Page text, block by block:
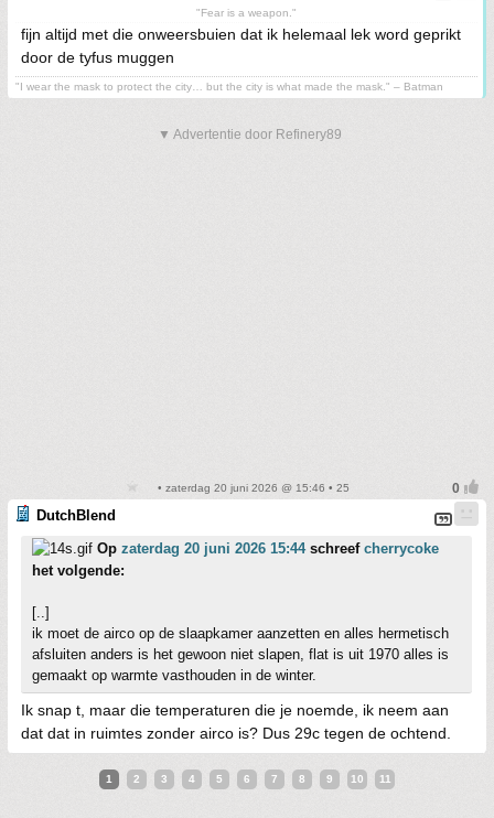
"Fear is a weapon."
fijn altijd met die onweersbuien dat ik helemaal lek word geprikt
door de tyfus muggen
"I wear the mask to protect the city… but the city is what made the mask." – Batman
▼ Advertentie door Refinery89
• zaterdag 20 juni 2026 @ 15:46 • 25
DutchBlend
Op zaterdag 20 juni 2026 15:44schreef cherrycoke
het volgende:
[..]
ik moet de airco op de slaapkamer aanzetten en alles hermetisch
afsluiten anders is het gewoon niet slapen, flat is uit 1970 alles is
gemaakt op warmte vasthouden in de winter.
Ik snap t, maar die temperaturen die je noemde, ik neem aan
dat dat in ruimtes zonder airco is? Dus 29c tegen de ochtend.
1 2 3 4 5 6 7 8 9 10 11